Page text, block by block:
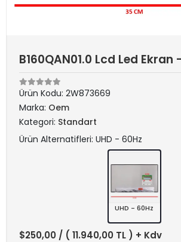
B160QAN01.0 Lcd Led Ekran
Ürün Kodu: 2W873669
Marka: Oem
Kategori: Standart
Ürün Alternatifleri: UHD - 60Hz
UHD - 60Hz
$250,00 / ( 11.940,00 TL ) + Kdv